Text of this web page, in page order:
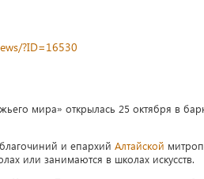
?ID=16530
мира» открылась 25 октября в
и епархий Алтайской
или занимаются в школах искусств.